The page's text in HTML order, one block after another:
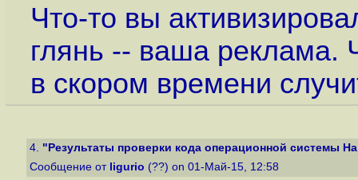
Что-то вы
глянь -- ваша реклама.
в скором времени
4. "Результаты проверки кода операционной системы
Сообщение от ligurio (??) on 01-Май-15, 12:58